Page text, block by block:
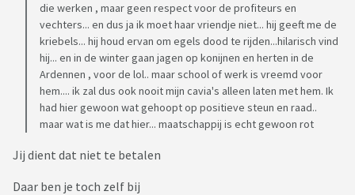
die werken , maar geen respect voor de profiteurs en
vechters... en dus ja ik moet haar vriendje niet... hij geeft me de
kriebels... hij houd ervan om egels dood te rijden...hilarisch vind
hij... en in de winter gaan jagen op konijnen en herten in de
Ardennen , voor de lol.. maar school of werk is vreemd voor
hem.... ik zal dus ook nooit mijn cavia's alleen laten met hem. Ik
had hier gewoon wat gehoopt op positieve steun en raad..
maar wat is me dat hier... maatschappij is echt gewoon rot
Jij dient dat niet te betalen
Daar ben je toch zelf bij